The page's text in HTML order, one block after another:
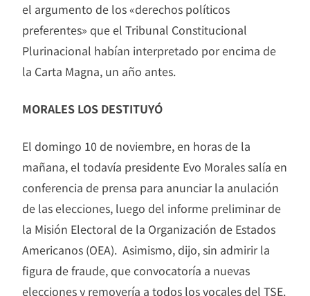
el argumento de los «derechos políticos
preferentes» que el Tribunal Constitucional
Plurinacional habían interpretado por encima de
la Carta Magna, un año antes.
MORALES LOS DESTITUYÓ
El domingo 10 de noviembre, en horas de la
mañana, el todavía presidente Evo Morales salía en
conferencia de prensa para anunciar la anulación
de las elecciones, luego del informe preliminar de
la Misión Electoral de la Organización de Estados
Americanos (OEA). Asimismo, dijo, sin admirir la
figura de fraude, que convocatoría a nuevas
elecciones y removería a todos los vocales del TSE.